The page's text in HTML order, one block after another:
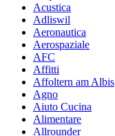
Acustica
Adliswil
Aeronautica
Aerospaziale
AFC
Affitti
Affoltern am Albis
Agno
Aiuto Cucina
Alimentare
Allrounder